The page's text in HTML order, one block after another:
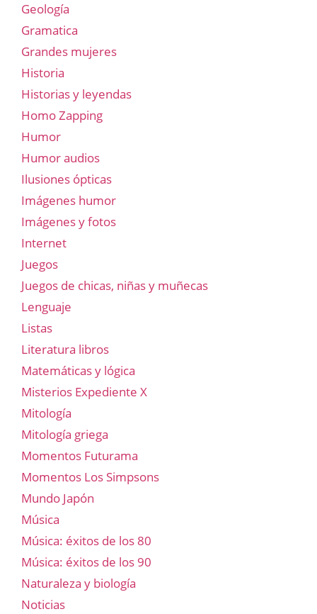
Geología
Gramatica
Grandes mujeres
Historia
Historias y leyendas
Homo Zapping
Humor
Humor audios
Ilusiones ópticas
Imágenes humor
Imágenes y fotos
Internet
Juegos
Juegos de chicas, niñas y muñecas
Lenguaje
Listas
Literatura libros
Matemáticas y lógica
Misterios Expediente X
Mitología
Mitología griega
Momentos Futurama
Momentos Los Simpsons
Mundo Japón
Música
Música: éxitos de los 80
Música: éxitos de los 90
Naturaleza y biología
Noticias